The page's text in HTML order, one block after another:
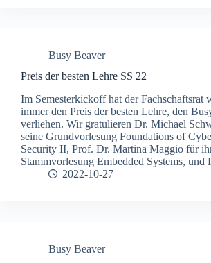
Busy Beaver
Preis der besten Lehre SS 22
Im Semesterkickoff hat der Fachschaftsrat
immer den Preis der besten Lehre, den
verliehen. Wir gratulieren Dr. Michael
seine Grundvorlesung Foundations of
Security II, Prof. Dr. Martina Maggio für
Stammvorlesung Embedded Systems,
2022-10-27
Busy Beaver